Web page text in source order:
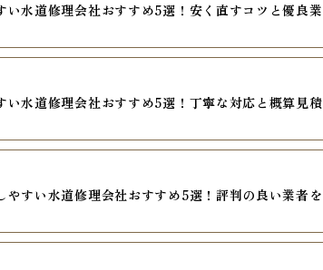
い水道修理会社おすすめ5選！安く直すコツと優良業
い水道修理会社おすすめ5選！丁寧な対応と概算見積
やすい水道修理会社おすすめ5選！評判の良い業者を